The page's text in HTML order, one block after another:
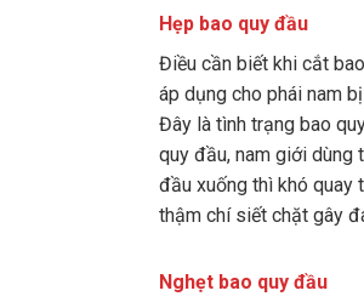
Hẹp bao quy đầu
Điều cần biết khi cắt
áp dụng cho phái nam
Đây là tình trạng bao
quy đầu, nam giới dùng
đầu xuống thì khó quay
thậm chí siết chặt gây
Nghẹt bao quy đầu